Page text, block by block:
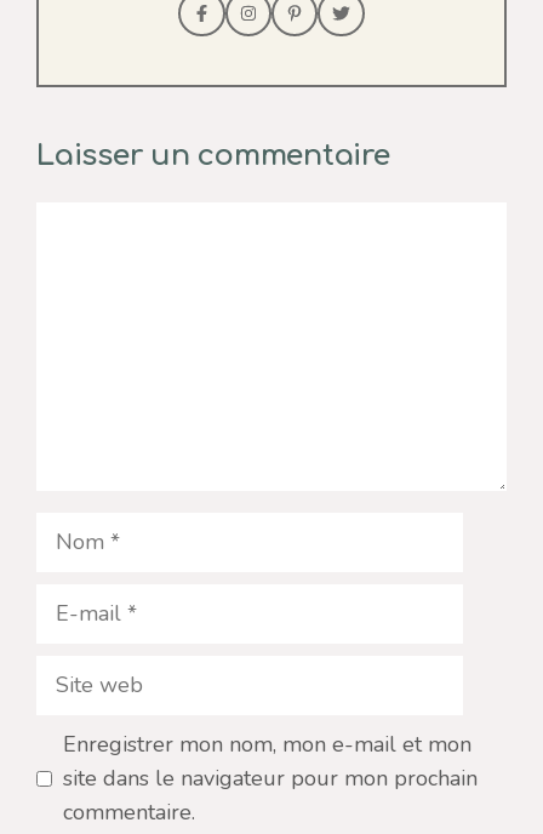
Laisser un commentaire
Nom
E-
Site
Enregistrer mon nom, mon e-mail et mon
site dans le navigateur pour mon prochain
commentaire.